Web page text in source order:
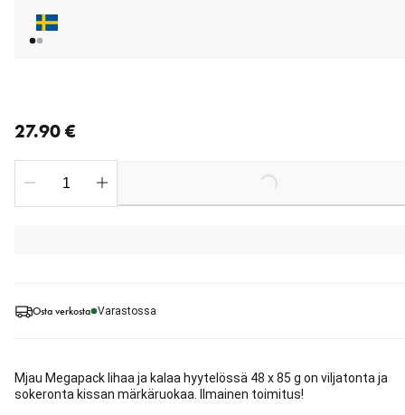
Osta verkosta Varastossa
Mjau Megapack lihaa ja kalaa hyytelössä 48 x 85 g on viljatonta ja
sokeronta kissan märkäruokaa. Ilmainen toimitus!
27.90 €
Loading...